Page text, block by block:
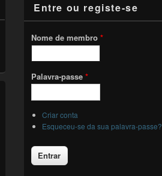
Entre ou registe-se
Nome de membro *
Palavra-passe *
Criar conta
Esqueceu-se da sua palavra-passe?